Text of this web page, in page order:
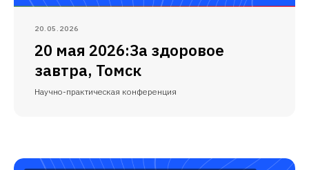
20.05.2026
20 мая 2026:За здоровое
завтра, Томск
Научно-практическая конференция